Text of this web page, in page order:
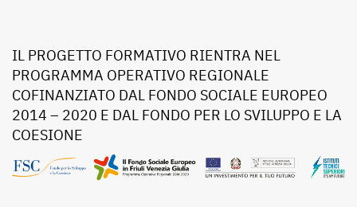
IL PROGETTO FORMATIVO RIENTRA NEL
PROGRAMMA OPERATIVO REGIONALE
COFINANZIATO DAL FONDO SOCIALE EUROPEO
2014 – 2020 E DAL FONDO PER LO SVILUPPO E LA
COESIONE